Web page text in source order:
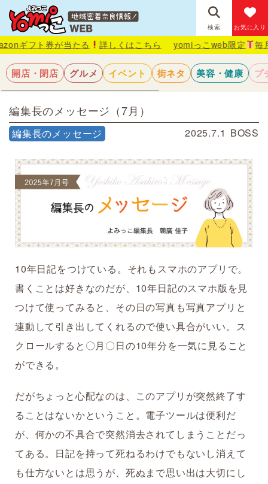
検索 お気に入り
券が当たる 詳しくはこちら yomiっこweb限定 毎月抽選で1
開店・閉店 グルメ イベント 街ネタ 美容・健康 プ
編集長のメッセージ（7月）
編集長のメッセージ 2025.7.1 BOSS
10年日記をつけている。それもスマホのアプリで。
書くことは好きなのだが、10年日記のスマホ版を見
つけて使ってみると、その日の写真も写真アプリと
連動して引き出してくれるので使い具合がいい。ス
クロールすると〇月〇日の10年分を一気に見ること
ができる。
だがちょっと心配なのは、このアプリが突然終了す
ることはないかということ。電子ツールは便利だ
が、何かの不具合で突然消去されてしまうことだっ
てある。日記を持って死ねるわけでもないし消えて
も仕方ないとは思うが、死ぬまで思い出は大切にし